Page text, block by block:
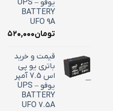
یوفو – UPS
BATTERY
UFO 9A
تومان۳,۵۲۰,۰۰۰
قیمت و خرید
باتری یو پی
اس 7.5 آمپر
یوفو – UPS
BATTERY
UFO 7.5A